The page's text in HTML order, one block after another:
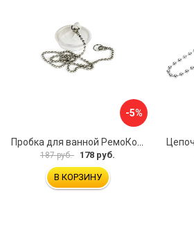
-5%
187 руб. 178 руб.
В КОРЗИНУ